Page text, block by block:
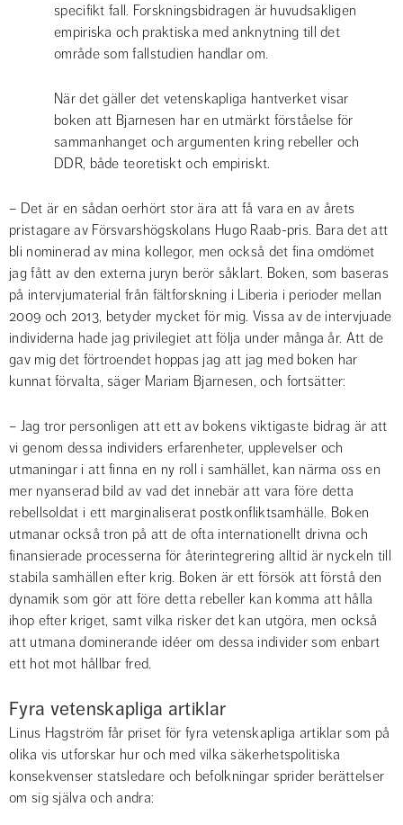
specifikt fall. Forskningsbidragen är huvudsakligen
empiriska och praktiska med anknytning till det
område som fallstudien handlar om.
När det gäller det vetenskapliga hantverket visar
boken att Bjarnesen har en utmärkt förståelse för
sammanhanget och argumenten kring rebeller och
DDR, både teoretiskt och empiriskt.
– Det är en sådan oerhört stor ära att få vara en av årets
pristagare av Försvarshögskolans Hugo Raab-pris. Bara det att
bli nominerad av mina kollegor, men också det fina omdömet
jag fått av den externa juryn berör såklart. Boken, som baseras
på intervjumaterial från fältforskning i Liberia i perioder mellan
2009 och 2013, betyder mycket för mig. Vissa av de intervjuade
individerna hade jag privilegiet att följa under många år. Att de
gav mig det förtroendet hoppas jag att jag med boken har
kunnat förvalta, säger Mariam Bjarnesen, och fortsätter:
– Jag tror personligen att ett av bokens viktigaste bidrag är att
vi genom dessa individers erfarenheter, upplevelser och
utmaningar i att finna en ny roll i samhället, kan närma oss en
mer nyanserad bild av vad det innebär att vara före detta
rebellsoldat i ett marginaliserat postkonfliktsamhälle. Boken
utmanar också tron på att de ofta internationellt drivna och
finansierade processerna för återintegrering alltid är nyckeln till
stabila samhällen efter krig. Boken är ett försök att förstå den
dynamik som gör att före detta rebeller kan komma att hålla
ihop efter kriget, samt vilka risker det kan utgöra, men också
att utmana dominerande idéer om dessa individer som enbart
ett hot mot hållbar fred.
Fyra vetenskapliga artiklar
Linus Hagström får priset för fyra vetenskapliga artiklar som på
olika vis utforskar hur och med vilka säkerhetspolitiska
konsekvenser statsledare och befolkningar sprider berättelser
om sig själva och andra: